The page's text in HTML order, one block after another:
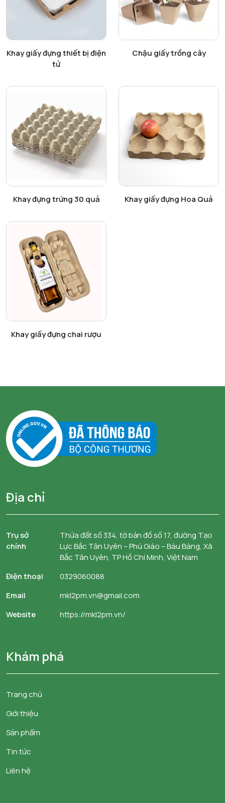
Xem chi tiết
Khay giấy đựng thiết bị điện
tử
Xem chi tiết
Chậu giấy trồng cây
Xem chi tiết
Khay đựng trứng 30 quả Xem chi tiết
Khay giấy đựng Hoa Quả
Xem chi tiết
Khay giấy đựng chai rượu
Địa chỉ
Trụ sở
chính
Thửa đất số 334, tờ bản đồ số 17, đường Tạo
Lực Bắc Tân Uyên – Phú Giáo – Bàu Bàng, Xã
Bắc Tân Uyên, TP Hồ Chí Minh, Việt Nam
Điện thoại
0329060088
Email
mkl2pm.vn@gmail.com
Website
https://mkl2pm.vn/
Khám phá
Trang chủ
Giới thiệu
Sản phẩm
Tin tức
Liên hệ